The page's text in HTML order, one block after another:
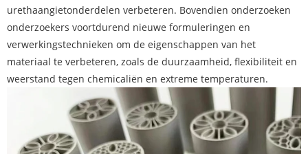
urethaangietonderdelen verbeteren. Bovendien onderzoeken
onderzoekers voortdurend nieuwe formuleringen en
verwerkingstechnieken om de eigenschappen van het
materiaal te verbeteren, zoals de duurzaamheid, flexibiliteit en
weerstand tegen chemicaliën en extreme temperaturen.